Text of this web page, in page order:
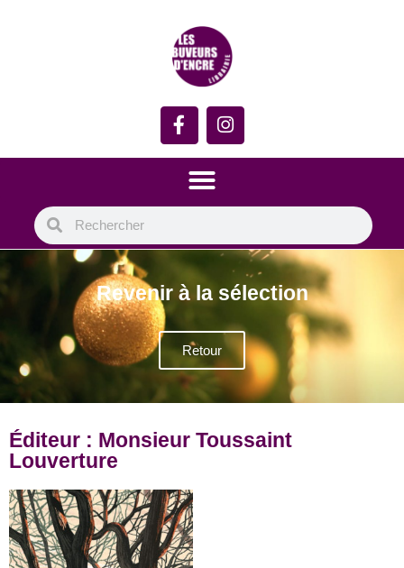
Revenir à la sélection
Retour
Éditeur : Monsieur Toussaint
Louverture